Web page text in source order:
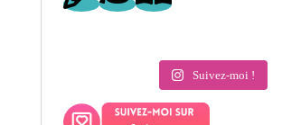
Suivez-moi !